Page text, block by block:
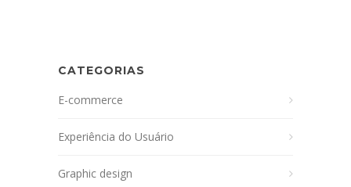
CATEGORIAS
E-commerce
Experiência do Usuário
Graphic design